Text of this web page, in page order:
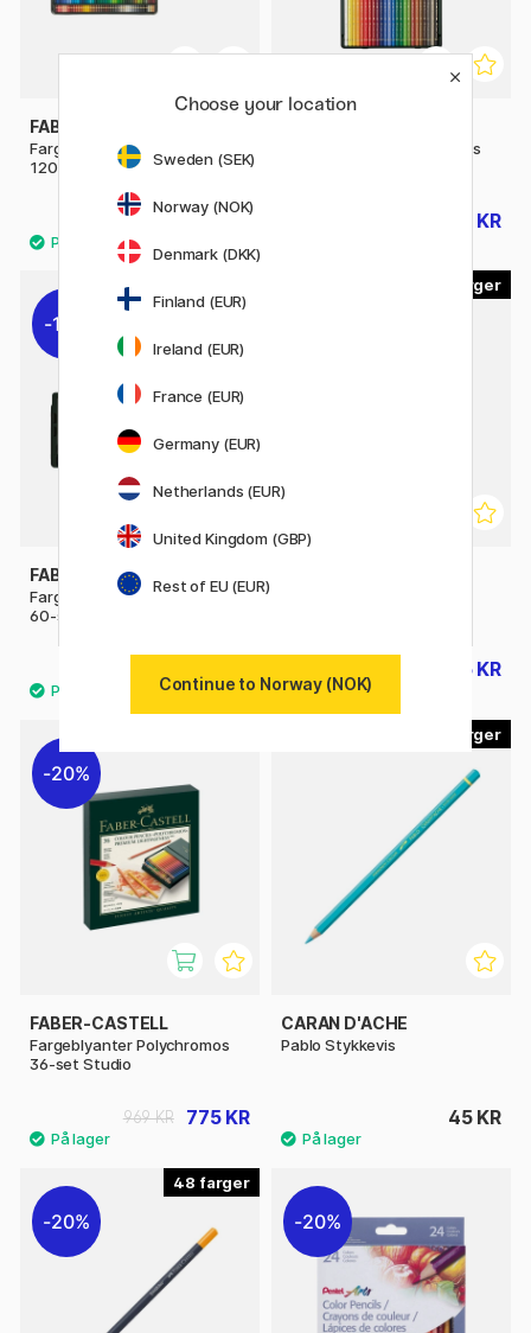
FABER-CASTELL
Fargeblyanter Polychromos
120-set
2429 KR
2699 KR
Fargeblyanter Polychromos
488 KR
10%
FABER-CASTELL
Fargeblyanter Polychromos
60-set
25 KR
20%
FABER-CASTELL
Fargeblyanter Polychromos
36-set Studio
775 KR
969 KR
CARAN D'ACHE
Pablo Stykkevis
45 KR
48
20% 20%
Choose your location
Sweden (SEK)
Norway (NOK)
Denmark (DKK)
Finland (EUR)
Ireland (EUR)
France (EUR)
Germany (EUR)
Netherlands (EUR)
United Kingdom (GBP)
Rest of EU (EUR)
Continue to Norway (NOK)